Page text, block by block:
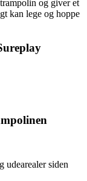
og giver et
kan lege og hoppe
udearealer siden